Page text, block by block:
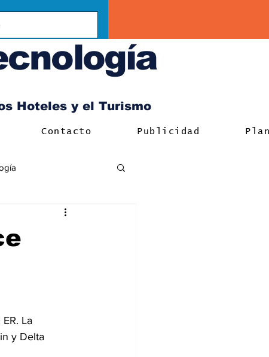
Hoteles y el Turismo
Contacto Publicidad
La
y Delta